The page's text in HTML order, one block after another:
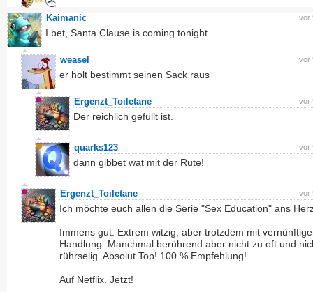
vor
Kaimanic
I bet, Santa Clause is coming tonight.
vor
weasel
er holt bestimmt seinen Sack raus
vor
Ergenzt_Toiletane
Der reichlich gefüllt ist.
vor
quarks123
dann gibbet wat mit der Rute!
vor
Ergenzt_Toiletane
Ich möchte euch allen die Serie "Sex Education" ans
Immens gut. Extrem witzig, aber trotzdem mit
Handlung. Manchmal berührend aber nicht zu oft und
rührselig. Absolut Top! 100 % Empfehlung!
Auf Netflix. Jetzt!